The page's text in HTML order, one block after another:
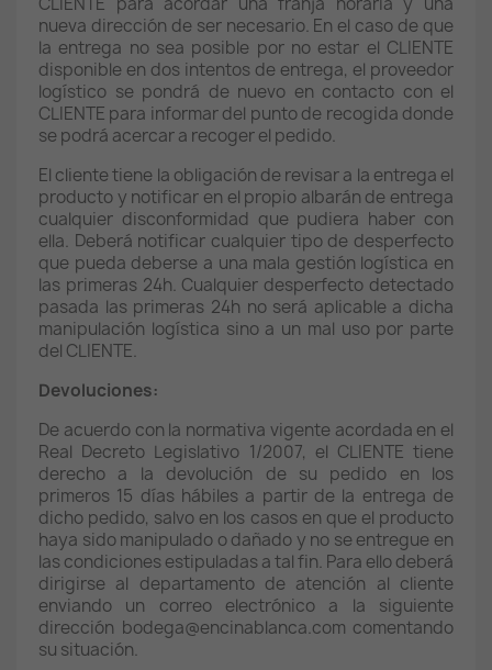
nueva dirección de ser necesario. En el caso de que
la entrega no sea posible por no estar el CLIENTE
disponible en dos intentos de entrega, el proveedor
logístico se pondrá de nuevo en contacto con el
CLIENTE para informar del punto de recogida donde
se podrá acercar a recoger el pedido.
El cliente tiene la obligación de revisar a la entrega el
producto y notificar en el propio albarán de entrega
cualquier disconformidad que pudiera haber con
ella. Deberá notificar cualquier tipo de desperfecto
que pueda deberse a una mala gestión logística en
las primeras 24h. Cualquier desperfecto detectado
pasada las primeras 24h no será aplicable a dicha
manipulación logística sino a un mal uso por parte
del CLIENTE.
Devoluciones:
De acuerdo con la normativa vigente acordada en el
Real Decreto Legislativo 1/2007, el CLIENTE tiene
derecho a la devolución de su pedido en los
primeros 15 días hábiles a partir de la entrega de
dicho pedido, salvo en los casos en que el producto
haya sido manipulado o dañado y no se entregue en
las condiciones estipuladas a tal fin. Para ello deberá
dirigirse al departamento de atención al cliente
enviando un correo electrónico a la siguiente
dirección bodega@encinablanca.com comentando
su situación.